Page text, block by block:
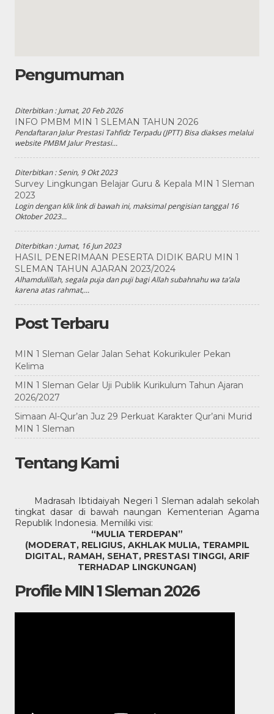
Pengumuman
Diterbitkan :Jumat, 20 Feb 2026
INFO PMBM MIN 1 SLEMAN TAHUN 2026
Pendaftaran Jalur Prestasi Tahfidz Terpadu (JPTT) Bisa diakses melalui
website PMBM Jalur Prestasi...
Diterbitkan :Senin, 9 Okt 2023
Survey Lingkungan Belajar Guru & Kepala MIN 1 Sleman
2023
Login dengan klik link di bawah ini, maksimal pengisian tanggal 16
Oktober 2023...
Diterbitkan :Jumat, 16 Jun 2023
HASIL PENERIMAAN PESERTA DIDIK BARU MIN 1
SLEMAN TAHUN AJARAN 2023/2024
Alhamdulillah, segala puja dan puji bagi Allah subahnahu wa ta’ala
karena atas rahmat,...
Post Terbaru
MIN 1 Sleman Gelar Jalan Sehat Kokurikuler Pekan
Kelima
MIN 1 Sleman Gelar Uji Publik Kurikulum Tahun Ajaran
2026/2027
Simaan Al-Qur’an Juz 29 Perkuat Karakter Qur’ani Murid
MIN 1 Sleman
Tentang Kami
Madrasah Ibtidaiyah Negeri 1 Sleman adalah sekolah
tingkat dasar di bawah naungan Kementerian Agama
Republik Indonesia. Memiliki visi:
“MULIA TERDEPAN”
(MODERAT, RELIGIUS, AKHLAK MULIA, TERAMPIL
DIGITAL, RAMAH, SEHAT, PRESTASI TINGGI, ARIF
TERHADAP LINGKUNGAN)
Profile MIN 1 Sleman 2026